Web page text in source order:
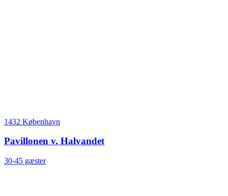
1432 København
Pavillonen v. Halvandet
30-45 gæster